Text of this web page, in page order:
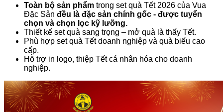
Toàn bộ sản phẩm trong set quà Tết 2026 của Vua
Đặc Sản đều là đặc sản chính gốc - được tuyển
chọn và chọn lọc kỹ lưỡng.
Thiết kế set quà sang trọng – mở quà là thấy Tết.
Phù hợp set quà Tết doanh nghiệp và quà biếu cao
cấp.
Hỗ trợ in logo, thiệp Tết cá nhân hóa cho doanh
nghiệp.